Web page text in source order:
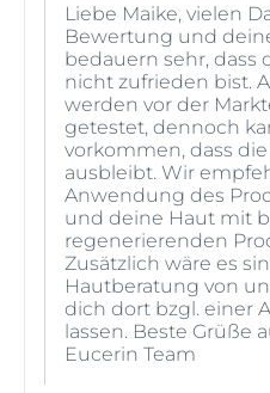
Liebe Maike, vielen
Bewertung und
bedauern sehr,
nicht zufrieden bist.
werden vor der
getestet, dennoch
vorkommen, dass
ausbleibt. Wir
Anwendung des
und deine Haut mit
regenerierenden
Zusätzlich wäre es
Hautberatung von
dich dort bzgl. einer
lassen. Beste Grüße
Eucerin Team